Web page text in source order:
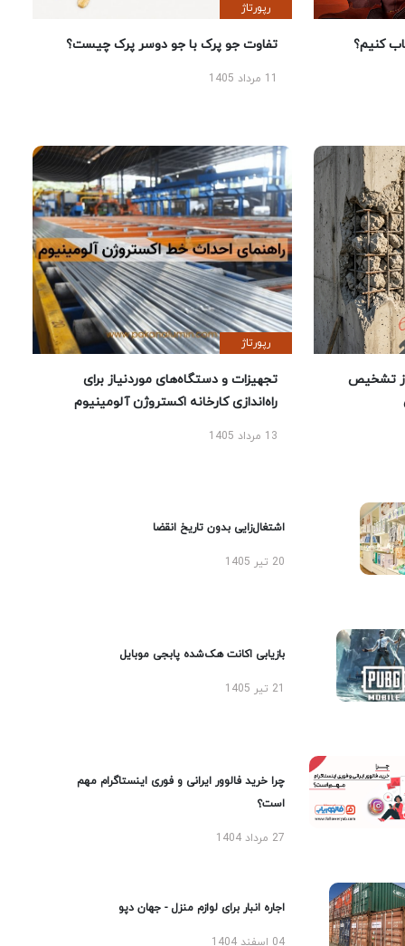
کنیم؟
رپورتاژ
تفاوت جو پرک با جو دوسر پرک چیست؟
تشخیص
رپورتاژ
تجهیزات و دستگاه‌های موردنیاز برای
راه‌اندازی کارخانه اکستروژن آلومینیوم
13 مرداد 1405
اشتغال‌زایی بدون تاریخ انقضا
20 تیر 1405
بازیابی اکانت هک‌شده پابجی موبایل
چرا خرید فالوور ایرانی و فوری اینستاگرام مهم
است؟
27 مرداد 1404
اجاره انبار برای لوازم منزل - جهان دپو
04 اسفند 1404